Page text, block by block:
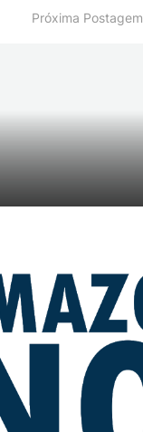
Próxima Postagem